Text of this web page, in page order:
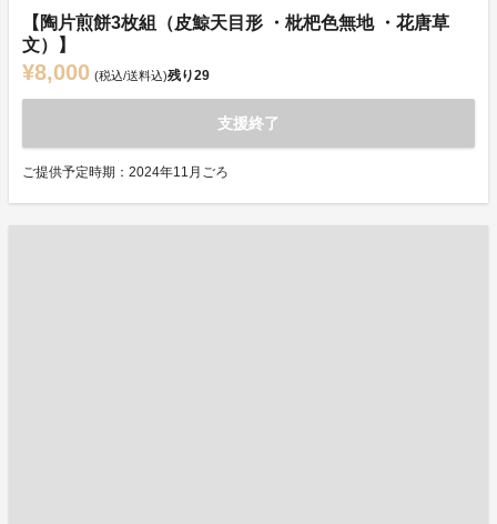
【陶片煎餅3枚組（皮鯨天目形 ・枇杷色無地 ・花唐草
文）】
¥8,000 (税込/送料込)残り29
支援終了
ご提供予定時期：2024年11月ごろ